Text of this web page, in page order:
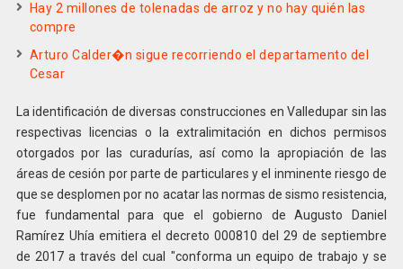
Hay 2 millones de tolenadas de arroz y no hay quién las
compre
Arturo Calder�n sigue recorriendo el departamento del
Cesar
La identificación de diversas construcciones en Valledupar sin las
respectivas licencias o la extralimitación en dichos permisos
otorgados por las curadurías, así como la apropiación de las
áreas de cesión por parte de particulares y el inminente riesgo de
que se desplomen por no acatar las normas de sismo resistencia,
fue fundamental para que el gobierno de Augusto Daniel
Ramírez Uhía emitiera el decreto 000810 del 29 de septiembre
de 2017 a través del cual "conforma un equipo de trabajo y se